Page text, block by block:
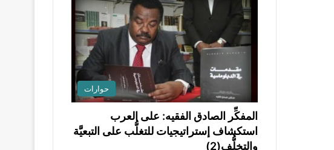
حوارات
المفكِّر الصادق الفقيه: على العرب
استكشاف إستراتيجيات للتغلُّب على التبعيَّة
والتخلُّف(2)